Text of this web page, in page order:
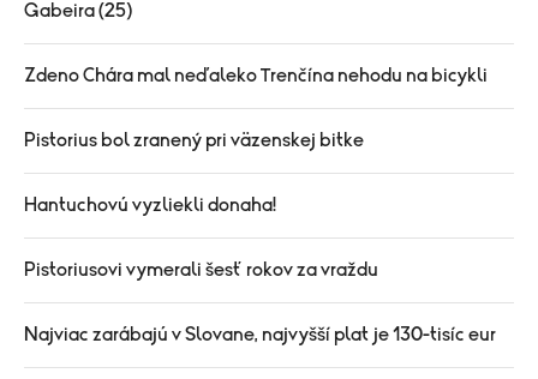
Gabeira (25)
Zdeno Chára mal neďaleko Trenčína nehodu na bicykli
Pistorius bol zranený pri väzenskej bitke
Hantuchovú vyzliekli donaha!
Pistoriusovi vymerali šesť rokov za vraždu
Najviac zarábajú v Slovane, najvyšší plat je 130-tisíc eur